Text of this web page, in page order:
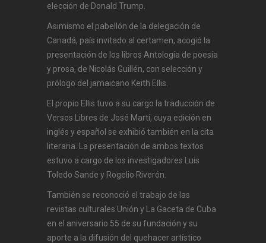
elección de Donald Trump.
Asimismo el pabellón de la delegación de
Canadá, país invitado al certamen, acogió la
presentación de los libros Antología de poesía
y prosa, de Nicolás Guillén, con selección y
prólogo del jamaicano Keith Ellis.
El propio Ellis tuvo a su cargo la traducción de
Versos Libres de José Martí, cuya edición en
inglés y español se exhibió también en la cita
literaria. La presentación de ambos textos
estuvo a cargo de los investigadores Luis
Toledo Sande y Rogelio Riverón.
También se reconoció el trabajo de las
revistas culturales Unión y La Gaceta de Cuba
en el aniversario 55 de su fundación y su
aporte a la difusión del quehacer artístico